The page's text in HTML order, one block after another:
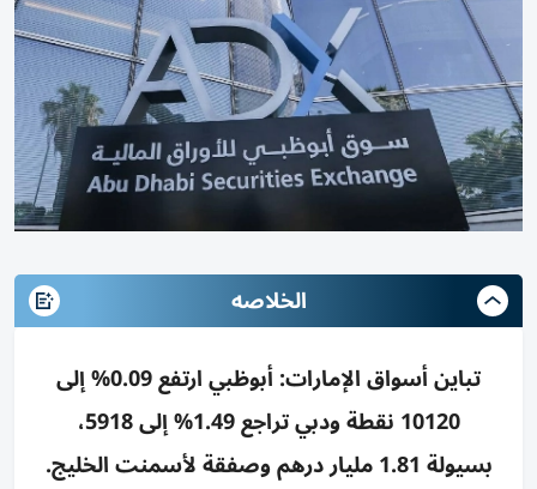
الخلاصه
تباين أسواق الإمارات: أبوظبي ارتفع 0.09% إلى
10120 نقطة ودبي تراجع 1.49% إلى 5918،
بسيولة 1.81 مليار درهم وصفقة لأسمنت الخليج.